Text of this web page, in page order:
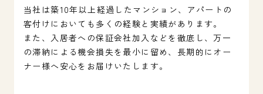
当社は築10年以上経過したマンション、アパートの
客付けにおいても多くの経験と実績があります。
また、入居者への保証会社加入などを徹底し、万一
の滞納による機会損失を最小に留め、長期的にオー
ナー様へ安心をお届けいたします。